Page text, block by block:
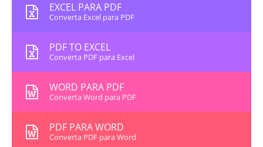
EXCEL PARA PDF
Converta Excel para PDF
PDF TO EXCEL
Converta PDF para Excel
WORD PARA PDF
Converta Word para PDF
PDF PARA WORD
Converta PDF para Word